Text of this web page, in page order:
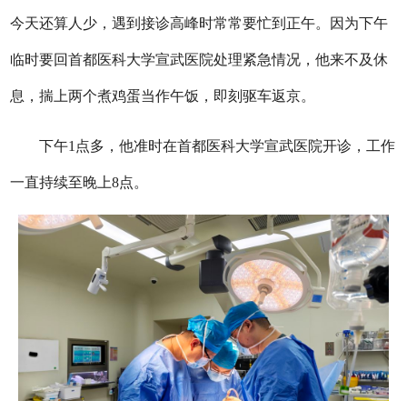
今天还算人少，遇到接诊高峰时常常要忙到正午。因为下午
临时要回首都医科大学宣武医院处理紧急情况，他来不及休
息，揣上两个煮鸡蛋当作午饭，即刻驱车返京。
下午1点多，他准时在首都医科大学宣武医院开诊，工作
一直持续至晚上8点。